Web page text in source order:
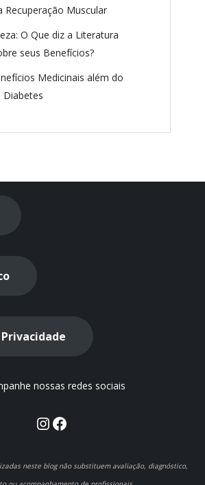
Recuperação Muscular
O Que diz a Literatura
seus Benefícios?
Medicinais além do
nossas redes sociais
Instagram
Facebook
neste blog não substituem avaliação, diagnóstico,